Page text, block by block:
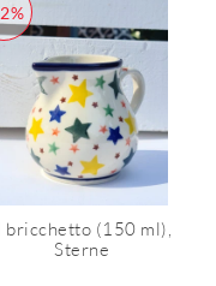
bricchetto (150 ml),
Sterne